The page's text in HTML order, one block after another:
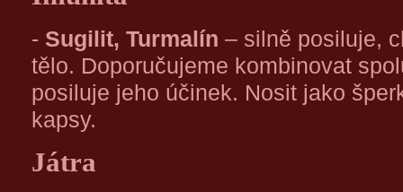
- Sugilit, Turmalín – silně posiluje,
tělo. Doporučujeme kombinovat
posiluje jeho účinek. Nosit jako
kapsy.
Játra